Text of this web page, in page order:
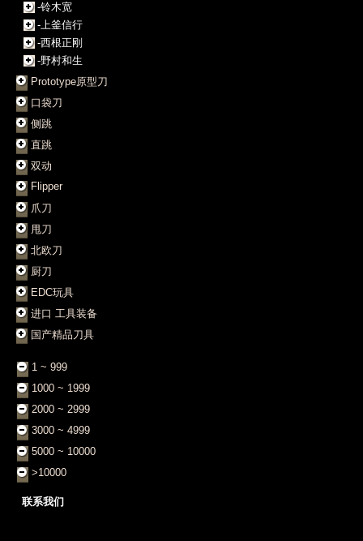
-铃木宽
-上釜信行
-西根正刚
-野村和生
Prototype原型刀
口袋刀
侧跳
直跳
双动
Flipper
爪刀
甩刀
北欧刀
厨刀
EDC玩具
进口 工具装备
国产精品刀具
1 ~ 999
1000 ~ 1999
2000 ~ 2999
3000 ~ 4999
5000 ~ 10000
>10000
联系我们